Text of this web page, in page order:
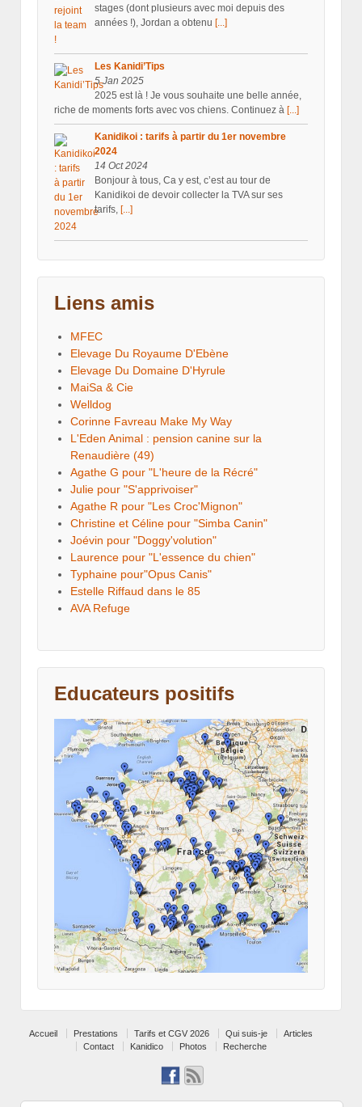
stages (dont plusieurs avec moi depuis des
années !), Jordan a obtenu [...]
Les Kanidi’Tips
5 Jan 2025
2025 est là ! Je vous souhaite une belle année,
riche de moments forts avec vos chiens. Continuez à [...]
Kanidikoi : tarifs à partir du 1er novembre
2024
14 Oct 2024
Bonjour à tous, Ca y est, c’est au tour de
Kanidikoi de devoir collecter la TVA sur ses
tarifs, [...]
Liens amis
MFEC
Elevage Du Royaume D'Ebène
Elevage Du Domaine D'Hyrule
MaiSa & Cie
Welldog
Corinne Favreau Make My Way
L'Eden Animal : pension canine sur la
Renaudière (49)
Agathe G pour "L'heure de la Récré"
Julie pour "S'apprivoiser"
Agathe R pour "Les Croc'Mignon"
Christine et Céline pour "Simba Canin"
Joévin pour "Doggy'volution"
Laurence pour "L'essence du chien"
Typhaine pour"Opus Canis"
Estelle Riffaud dans le 85
AVA Refuge
Educateurs positifs
Accueil Prestations Tarifs et CGV 2026 Qui suis-je
Articles
Contact
Kanidico Photos Recherche